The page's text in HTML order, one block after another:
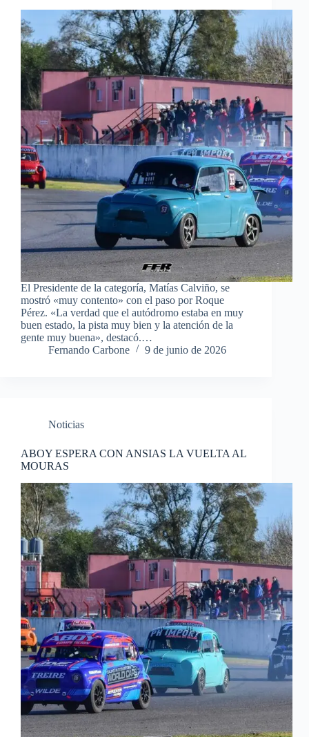
El Presidente de la categoría, Matías Calviño, se
mostró «muy contento» con el paso por Roque
Pérez. «La verdad que el autódromo estaba en muy
buen estado, la pista muy bien y la atención de la
gente muy buena», destacó.…
Fernando Carbone
9 de junio de 2026
Noticias
ABOY ESPERA CON ANSIAS LA VUELTA AL
MOURAS